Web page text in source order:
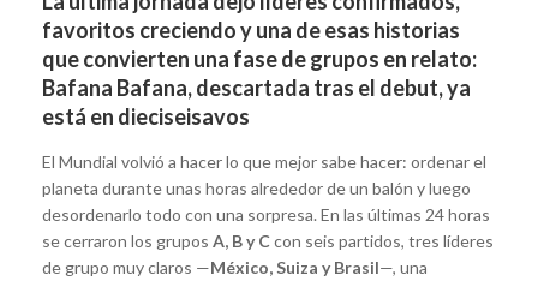
favoritos creciendo y una de esas historias
que convierten una fase de grupos en relato:
Bafana Bafana, descartada tras el debut, ya
está en dieciseisavos
El Mundial volvió a hacer lo que mejor sabe hacer: ordenar el
planeta durante unas horas alrededor de un balón y luego
desordenarlo todo con una sorpresa. En las últimas 24 horas
se cerraron los grupos A, B y Ccon seis partidos, tres líderes
de grupo muy claros —México, Suiza y Brasil—, una